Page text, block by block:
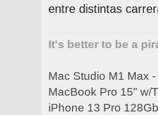
entre distintas
It's better to be a
Mac Studio M1 Max
MacBook Pro 15" w/
iPhone 13 Pro